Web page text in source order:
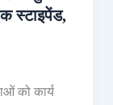
स्टाइपेंड,
को कार्य